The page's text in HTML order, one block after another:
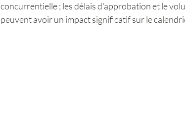
concurrentielle ; les délais d'approbation et le
peuvent avoir un impact significatif sur le